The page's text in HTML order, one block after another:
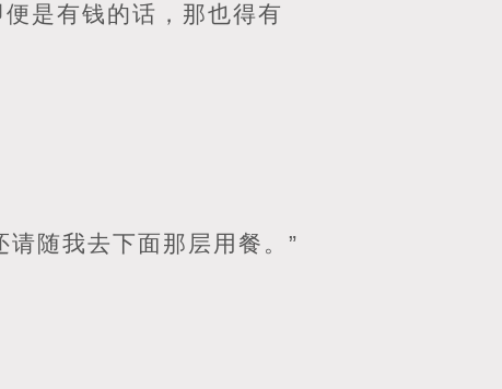
是有钱的话，那也得有
随我去下面那层用餐。”